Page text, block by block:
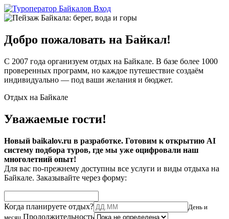
Вход
Добро пожаловать на Байкал!
С 2007 года организуем отдых на Байкале. В базе более 1000
проверенных программ, но каждое путешествие создаём
индивидуально — под ваши желания и бюджет.
Отдых на Байкале
Уважаемые гости!
Новый baikalov.ru в разработке. Готовим к открытию AI
систему подбора туров, где мы уже оцифровали наш
многолетний опыт!
Для вас по-прежнему доступны все услуги и виды отдыха на
Байкале. Заказывайте через форму:
Когда планируете отдых?
День и
месяц Продолжительность